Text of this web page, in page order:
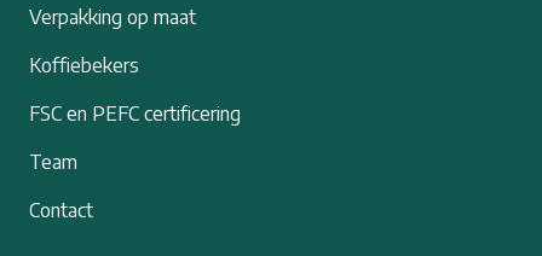
Verpakking op maat
Koffiebekers
FSC en PEFC certificering
Team
Contact